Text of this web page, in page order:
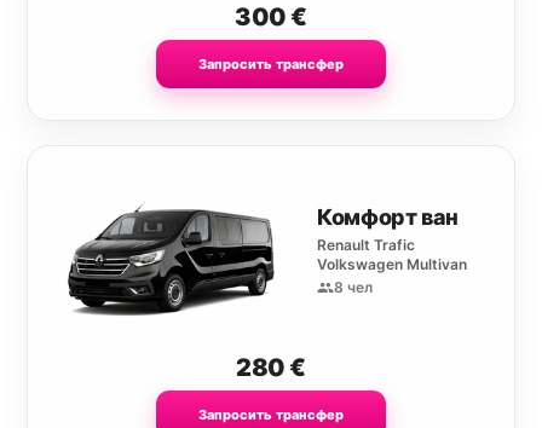
300€
Запросить трансфер
Комфорт ван
Renault Trafic
Volkswagen Multivan
8 чел
280€
Запросить трансфер